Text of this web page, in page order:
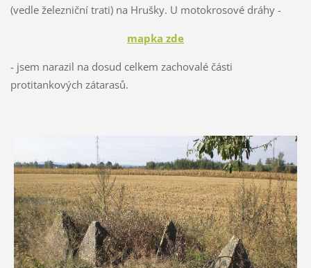
(vedle železniční trati) na Hrušky. U motokrosové dráhy -
mapka zde
- jsem narazil na dosud celkem zachovalé části
protitankových zátarasů.